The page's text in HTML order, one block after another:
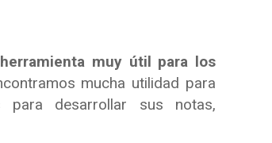
muy útil para los
mucha utilidad para
para desarrollar sus notas,